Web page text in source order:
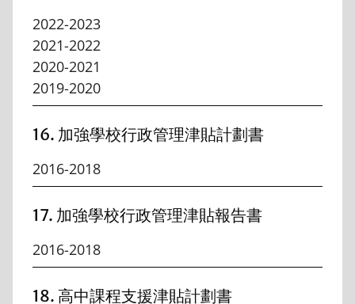
2022-2023
2021-2022
2020-2021
2019-2020
16. 加強學校行政管理津貼計劃書
2016-2018
17. 加強學校行政管理津貼報告書
2016-2018
18. 高中課程支援津貼計劃書